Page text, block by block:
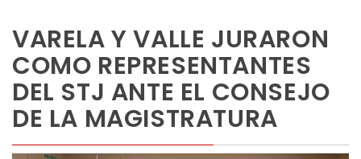
VARELA Y VALLE JURARON
COMO REPRESENTANTES
DEL STJ ANTE EL CONSEJO
DE LA MAGISTRATURA